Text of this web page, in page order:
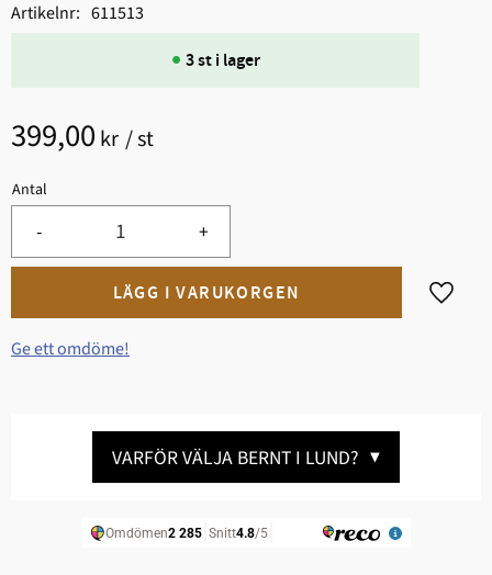
399,00 kr /st
Antal
+
-
Lägg
3 st i lager
Artikelnr 611513
Ge ett omdöme!
VARFÖR VÄLJA BERNT I LUND? ▼